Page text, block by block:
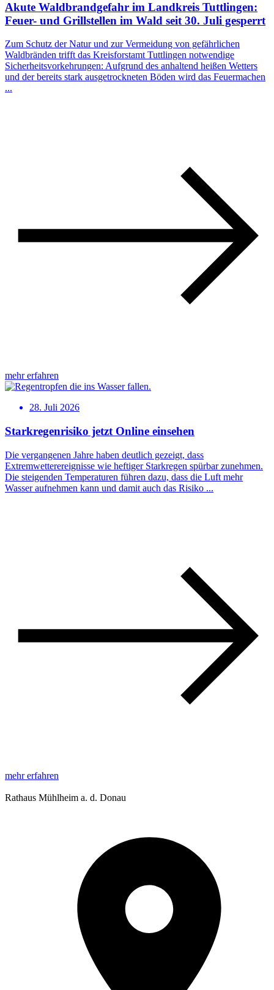
Akute Waldbrandgefahr im Landkreis Tuttlingen:
Feuer- und Grillstellen im Wald seit 30. Juli gesperrt
Zum Schutz der Natur und zur Vermeidung von gefährlichen
Waldbränden trifft das Kreisforstamt Tuttlingen notwendige
Sicherheitsvorkehrungen: Aufgrund des anhaltend heißen Wetters
und der bereits stark ausgetrockneten Böden wird das Feuermachen
...
mehr erfahren
28. Juli 2026
Starkregenrisiko jetzt Online einsehen
Die vergangenen Jahre haben deutlich gezeigt, dass
Extremwetterereignisse wie heftiger Starkregen spürbar zunehmen.
Die steigenden Temperaturen führen dazu, dass die Luft mehr
Wasser aufnehmen kann und damit auch das Risiko ...
mehr erfahren
Rathaus Mühlheim a. d. Donau